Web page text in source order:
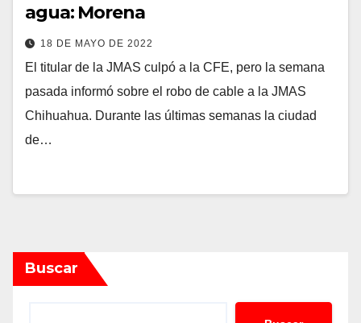
agua: Morena
18 DE MAYO DE 2022
El titular de la JMAS culpó a la CFE, pero la semana
pasada informó sobre el robo de cable a la JMAS
Chihuahua. Durante las últimas semanas la ciudad
de…
Buscar